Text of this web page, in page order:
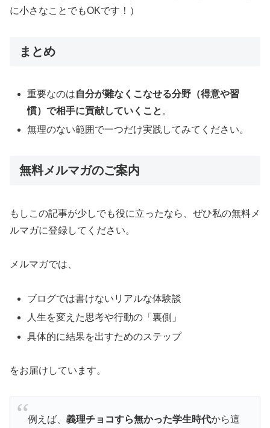
に小さなことでもOKです！）
まとめ
重要なのは自分が難なくこなせる分野（得意や習
慣）で相手に貢献していくこと 。
無理のない範囲で一つだけ実践してみてください。
無料メルマガのご案内
もしこの記事が少しでも役に立ったなら、ぜひ私の無料メ
ルマガに登録してください。
メルマガでは、
ブログでは書けないリアルな体験談
人生を変えた思考や行動の「裏側」
具体的に結果を出すためのステップ
をお届けしています。
例えば、 義理チョコすら無かった学生時代から這